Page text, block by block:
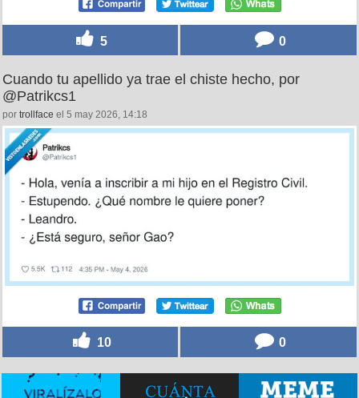
5 0
Cuando tu apellido ya trae el chiste hecho, por
@Patrikcs1
por trollface el 5 may 2026, 14:18
10 0